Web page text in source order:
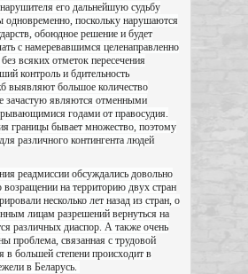
его дальнейшую судьбу
одновременно, поскольку нарушаются
обоюдное решение и будет
с намеревавшимся целенаправленно
всяких отметок пересечения
контроль и бдительность
выявляют большое количество
зачастую являются отменными
годами от правосудия.
границы бывает множество, поэтому
различного контингента людей
реадмиссии обсуждались довольно
возращении на территорию двух стран
несколько лет назад из стран, о
лицам разрешений вернуться на
различных диаспор. А также очень
проблема, связанная с трудовой
в большей степени происходит в
в Беларусь.